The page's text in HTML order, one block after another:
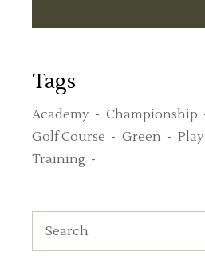
Tags
Academy Championship
Golf Course
Green Play
Training